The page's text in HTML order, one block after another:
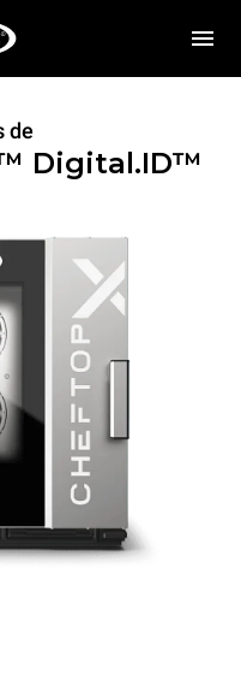
de
Digital.ID™